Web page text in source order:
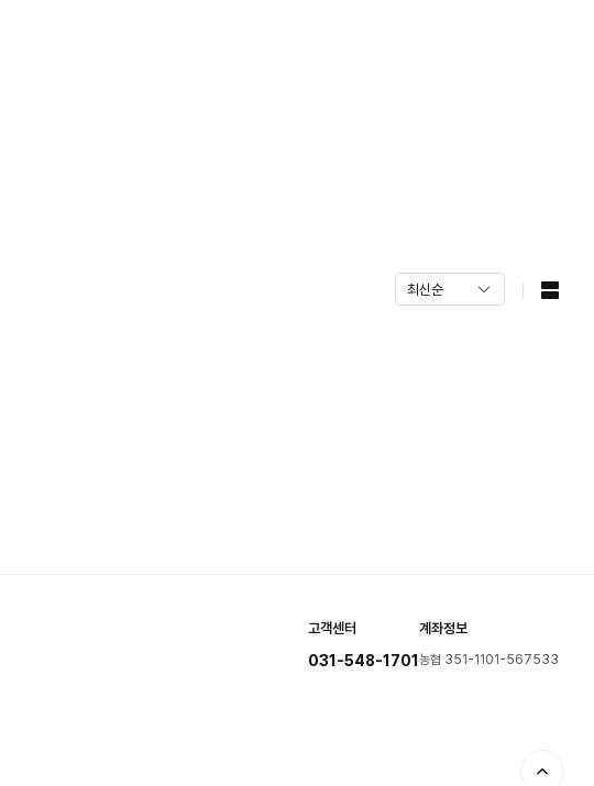
고객센터
031-548-1701
계좌정보
농협 351-1101-567533